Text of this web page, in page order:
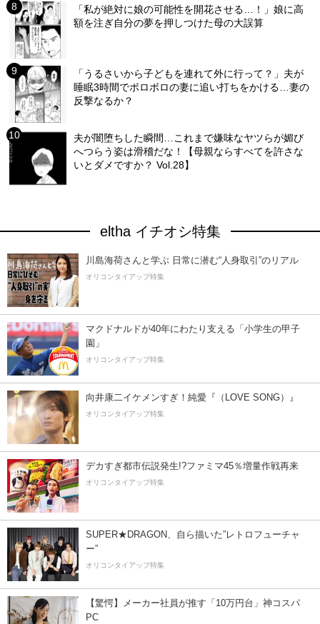
「私が絶対に娘の可能性を開花させる…！」娘に高
額を注ぎ自分の夢を押しつけた母の大誤算
「うるさいから子どもを連れて外に行って？」夫が
睡眠3時間でボロボロの妻に追い打ちをかける…妻の
反撃なるか？
夫が闇堕ちした瞬間…これまで嫌味なヤツらが媚び
へつらう姿は滑稽だな！【母親ならすべてを許さな
いとダメですか？ Vol.28】
eltha イチオシ特集
川島海荷さんと学ぶ 日常に潜む“人身取引”のリアル
オリコンタイアップ特集
マクドナルドが40年にわたり支える「小学生の甲子
園」
オリコンタイアップ特集
向井康二イケメンすぎ！純愛『（LOVE SONG）』
オリコンタイアップ特集
デカすぎ都市伝説発生!?ファミマ45％増量作戦再来
オリコンタイアップ特集
SUPER★DRAGON、自ら描いた”レトロフューチャ
ー”
オリコンタイアップ特集
【驚愕】メーカー社員が推す「10万円台」神コスパ
PC